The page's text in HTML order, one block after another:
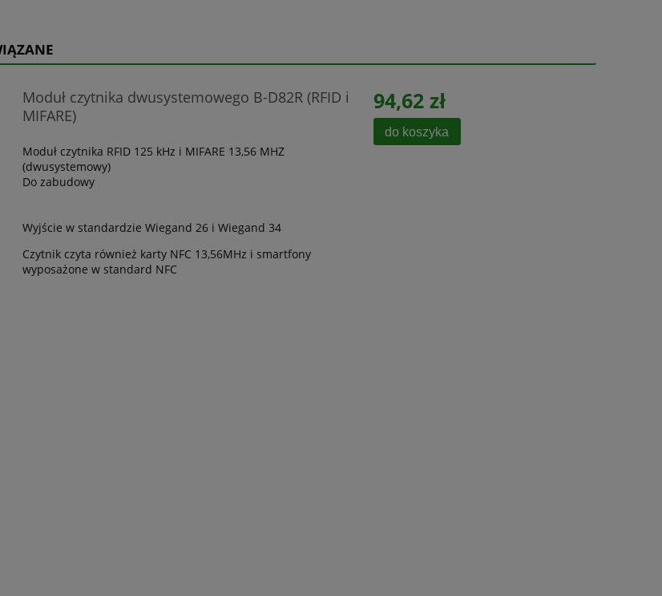
Moduł czytnika dwusystemowego B-D82R (RFID i
MIFARE)
Moduł czytnika RFID 125 kHz i MIFARE 13,56 MHZ
(dwusystemowy)
Do zabudowy
Wyjście w standardzie Wiegand 26 i Wiegand 34
Czytnik czyta również karty NFC 13,56MHz i smartfony
wyposażone w standard NFC
94,62 zł
do koszyka